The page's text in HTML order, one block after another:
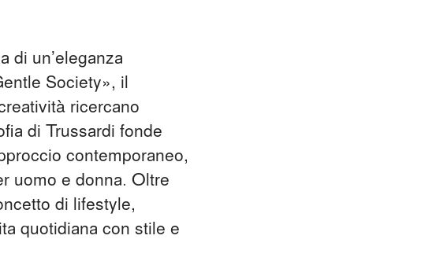
di un’eleganza
Society», il
ricercano
di Trussardi fonde
contemporaneo,
uomo e donna. Oltre
di lifestyle,
quotidiana con stile e